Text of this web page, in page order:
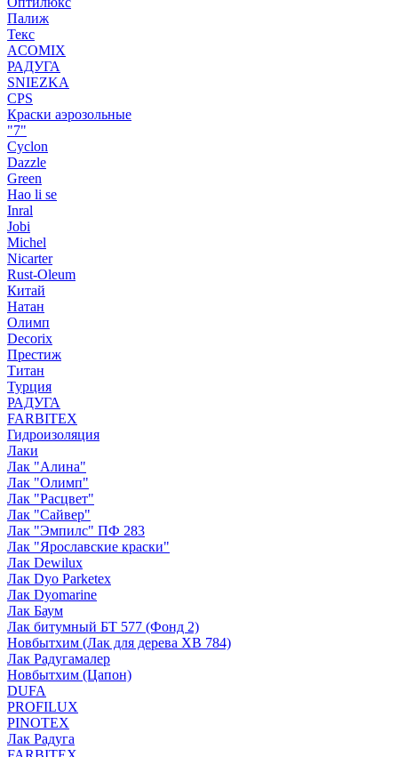
Палиж
Текс
ACOMIX
РАДУГА
SNIEZKA
CPS
Краски аэрозольные
"7"
Cyclon
Dazzle
Green
Hao li se
Inral
Jobi
Michel
Nicarter
Rust-Oleum
Китай
Натан
Олимп
Decorix
Престиж
Титан
Турция
РАДУГА
FARBITEX
Гидроизоляция
Лаки
Лак "Алина"
Лак "Олимп"
Лак "Расцвет"
Лак "Сайвер"
Лак "Эмпилс" ПФ 283
Лак "Ярославские краски"
Лак Dewilux
Лак Dyo Parketex
Лак Dyomarine
Лак Баум
Лак битумный БТ 577 (Фонд 2)
Новбытхим (Лак для дерева ХВ 784)
Лак Радугамалер
Новбытхим (Цапон)
DUFA
PROFILUX
PINOTEX
Лак Радуга